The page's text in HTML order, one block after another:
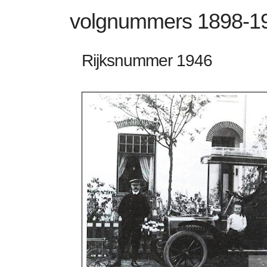
volgnummers 1898-
Rijksnummer 1946